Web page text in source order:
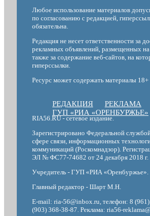
Любое использование материалов
по согласованию с редакцией,
обязательна.
Редакция не несет ответственности за
рекламных объявлений, размещенных на
также за содержание веб-сайтов, на
гиперссылки.
Ресурс может содержать материалы 18+
РЕДАКЦИЯ
РЕКЛАМА
ГУП «РИА «ОРЕНБУРЖЬЕ»
RIA56.RU - сетевое издание.
Зарегистрировано Федеральной
сфере связи, информационных
коммуникаций (Роскомнадзор).
ЭЛ № ФС77-74682 от 24 декабря 2018 г.
Учредитель - ГУП «РИА «Оренбуржье».
Главный редактор - Шарт М.Н.
E-mail: ria-56@inbox.ru, телефон: 8
(903) 368-38-87. Реклама: ria56-